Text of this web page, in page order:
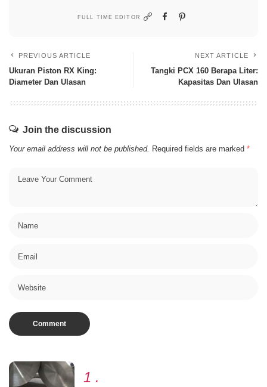
FULL TIME EDITOR
PREVIOUS ARTICLE
Ukuran Piston RX King:
Diameter Dan Ulasan
NEXT ARTICLE
Tangki PCX 160 Berapa Liter:
Kapasitas Dan Ulasan
Join the discussion
Your email address will not be published. Required fields are marked *
1 .